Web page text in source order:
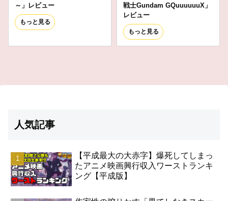
～」レビュー
もっと見る
戦士Gundam GQuuuuuuX」
レビュー
もっと見る
人気記事
【平成最大の大赤字】爆死してしまっ
たアニメ映画興行収入ワーストランキ
ング【平成版】